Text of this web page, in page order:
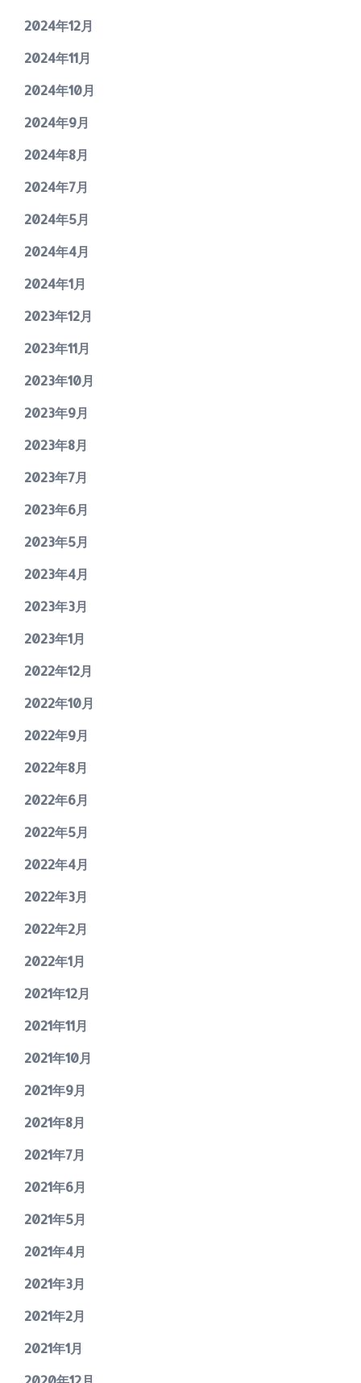
2024年12月
2024年11月
2024年10月
2024年9月
2024年8月
2024年7月
2024年5月
2024年4月
2024年1月
2023年12月
2023年11月
2023年10月
2023年9月
2023年8月
2023年7月
2023年6月
2023年5月
2023年4月
2023年3月
2023年1月
2022年12月
2022年10月
2022年9月
2022年8月
2022年6月
2022年5月
2022年4月
2022年3月
2022年2月
2022年1月
2021年12月
2021年11月
2021年10月
2021年9月
2021年8月
2021年7月
2021年6月
2021年5月
2021年4月
2021年3月
2021年2月
2021年1月